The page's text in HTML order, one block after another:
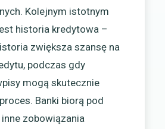
Kolejnym istotnym
historia kredytowa –
zwiększa szansę na
podczas gdy
mogą skutecznie
Banki biorą pod
zobowiązania